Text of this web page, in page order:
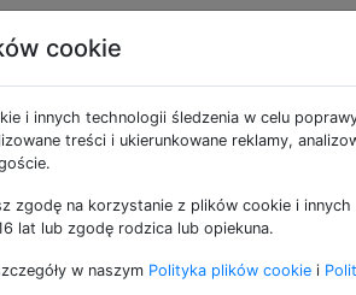
Programowanie
puzzli i Code
Hypercube
funkcję lub program, który wypisuje
cookie
i innych technologii śledzenia w celu
treści i ukierunkowane reklamy,
zgodę na korzystanie z plików cookie i
lat lub zgodę rodzica lub opiekuna.
w naszym Polityka plików cookie i